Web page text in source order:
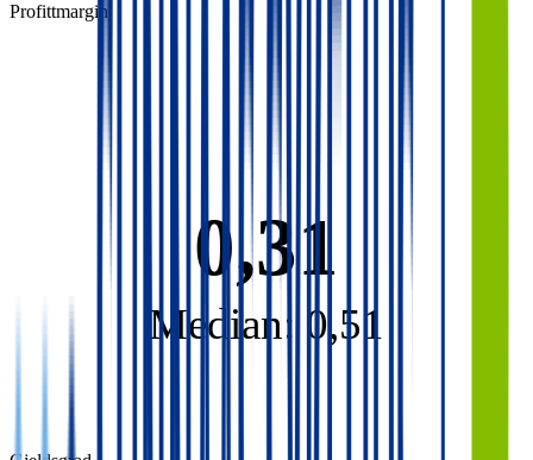
Profittmargin
0,31
Median: 0,51